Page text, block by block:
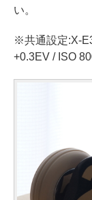
い。
※共通設定:X-
+0.3EV / ISO